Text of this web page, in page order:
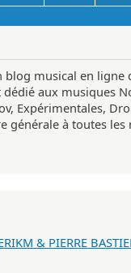
blog musical en ligne
aux musiques
Expérimentales,
générale à toutes les
& PIERRE